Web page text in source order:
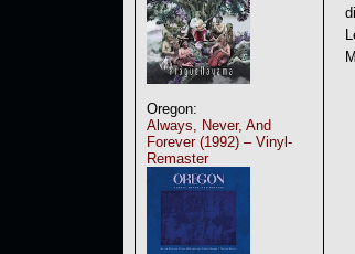
Oregon:
Always, Never, And
Forever (1992) – Vinyl-
Remaster